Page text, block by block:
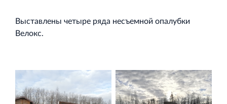
Выставлены четыре ряда несъемной опалубки
Велокс.